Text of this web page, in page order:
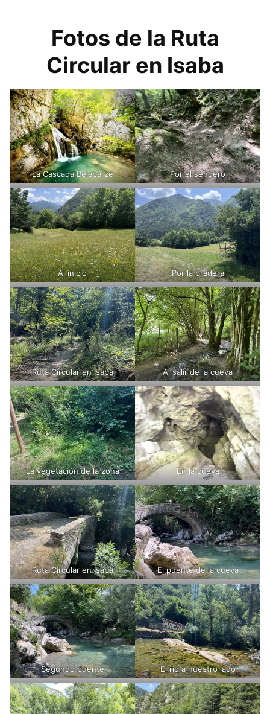
Fotos de la Ruta
Circular en Isaba
La Cascada Belabarze Por el sendero
Al inicio Por la pradera
Ruta Circular en Isaba Al salir de la cueva
La vegetación de la zona En la cueva
Ruta Circular en Isaba El puente de la cueva
Segundo puente El rio a nuestro lado